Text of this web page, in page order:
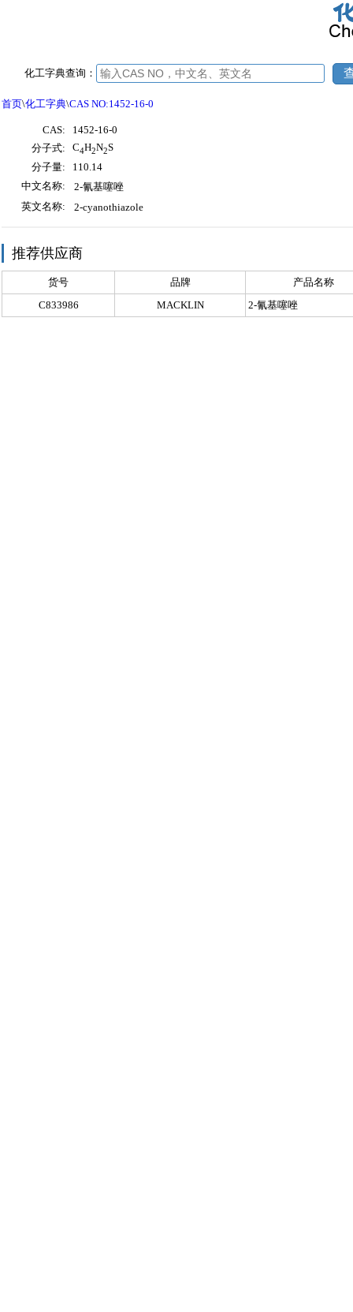
化工字典查询：
首页\化工字典\CAS NO:1452-16-0
CAS:
1452-16-0
分子式:
C4H2N2S
分子量:
110.14
中文名称:
2-氰基噻唑
英文名称:
2-cyanothiazole
推荐供应商
货号 品牌
产品名称
C833986
MACKLIN 2-氰基噻唑